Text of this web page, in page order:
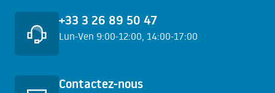
+33 3 26 89 50 47
Lun-Ven 9:00-12:00, 14:00-17:00
Contactez-nous